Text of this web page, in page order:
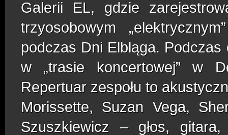
Galerii EL, gdzie
trzyosobowym
podczas Dni Elbląga. Podczas
w „trasie koncertowej” w
Repertuar zespołu to
Morissette, Suzan Vega,
Szuszkiewicz – głos,